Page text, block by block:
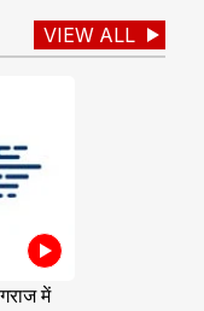
VIEW ALL
में